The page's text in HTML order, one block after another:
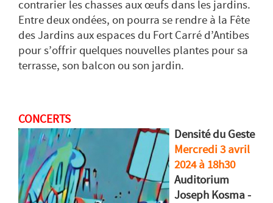
contrarier les chasses aux œufs dans les jardins.
Entre deux ondées, on pourra se rendre à la Fête
des Jardins aux espaces du Fort Carré d’Antibes
pour s’offrir quelques nouvelles plantes pour sa
terrasse, son balcon ou son jardin.
CONCERTS
Densité du Geste
Mercredi 3 avril
2024 à 18h30
Auditorium
Joseph Kosma -